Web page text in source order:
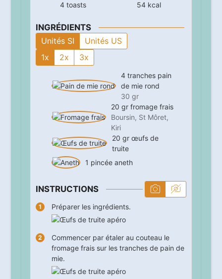
4 toasts
54 kcal
INGRÉDIENTS
Unités SI
Unités US
1x
2x 3x
4 tranches pain
de mie rond
30 gr
20 gr fromage frais
Boursin, St Môret,
Kiri
20 gr œufs de
truite
1 pincée aneth
INSTRUCTIONS
Préparer les ingrédients.
Commencer par étaler au couteau le
fromage frais sur les tranches de pain de
mie.